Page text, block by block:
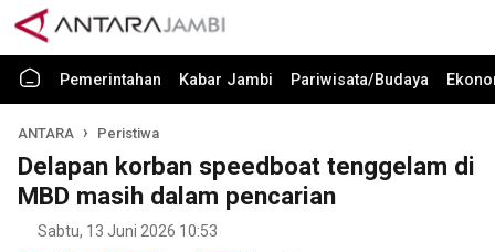
Pemerintahan Kabar Jambi Pariwisata/Budaya
ANTARA Peristiwa
Delapan korban speedboat tenggelam di
MBD masih dalam pencarian
Sabtu, 13 Juni 2026 10:53